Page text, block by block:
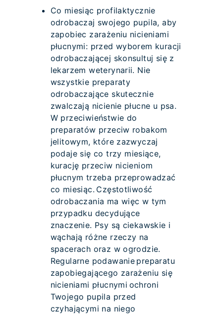
Co miesiąc profilaktycznie
odrobaczaj swojego pupila, aby
zapobiec zarażeniu nicieniami
płucnymi: przed wyborem kuracji
odrobaczającej skonsultuj się z
lekarzem weterynarii. Nie
wszystkie preparaty
odrobaczające skutecznie
zwalczają nicienie płucne u psa.
W przeciwieństwie do
preparatów przeciw robakom
jelitowym, które zazwyczaj
podaje się co trzy miesiące,
kurację przeciw nicieniom
płucnym trzeba przeprowadzać
co miesiąc. Częstotliwość
odrobaczania ma więc w tym
przypadku decydujące
znaczenie. Psy są ciekawskie i
wąchają różne rzeczy na
spacerach oraz w ogrodzie.
Regularne podawanie preparatu
zapobiegającego zarażeniu się
nicieniami płucnymi ochroni
Twojego pupila przed
czyhającymi na niego